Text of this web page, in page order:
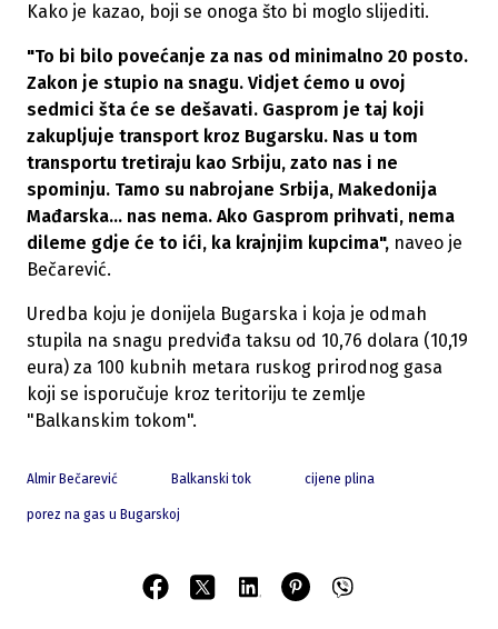
Kako je kazao, boji se onoga što bi moglo slijediti.
"To bi bilo povećanje za nas od minimalno 20 posto.
Zakon je stupio na snagu. Vidjet ćemo u ovoj
sedmici šta će se dešavati. Gasprom je taj koji
zakupljuje transport kroz Bugarsku. Nas u tom
transportu tretiraju kao Srbiju, zato nas i ne
spominju. Tamo su nabrojane Srbija, Makedonija
Mađarska... nas nema. Ako Gasprom prihvati, nema
dileme gdje će to ići, ka krajnjim kupcima", naveo je
Bečarević.
Uredba koju je donijela Bugarska i koja je odmah
stupila na snagu predviđa taksu od 10,76 dolara (10,19
eura) za 100 kubnih metara ruskog prirodnog gasa
koji se isporučuje kroz teritoriju te zemlje
"Balkanskim tokom".
Almir Bečarević Balkanski tok cijene plina
porez na gas u Bugarskoj